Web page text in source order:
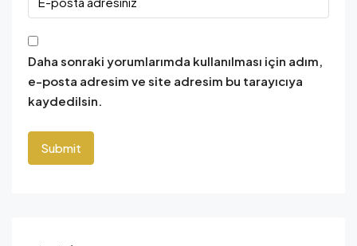
Daha sonraki yorumlarımda kullanılması için adım,
e-posta adresim ve site adresim bu tarayıcıya
kaydedilsin.